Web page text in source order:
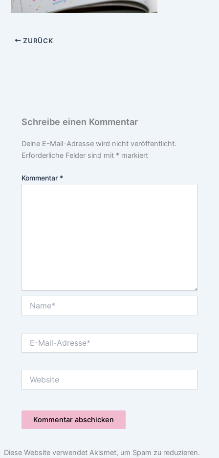
ZURÜCK
Schreibe einen Kommentar
Deine E-Mail-Adresse wird nicht veröffentlicht.
Erforderliche Felder sind mit * markiert
Kommentar *
Mail-
Diese Website verwendet Akismet, um Spam zu reduzieren.